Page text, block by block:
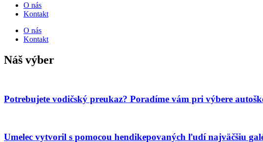
O nás
Kontakt
O nás
Kontakt
Náš výber
Potrebujete vodičský preukaz? Poradíme vám pri výbere
Umelec vytvoril s pomocou hendikepovaných ľudí najväčšiu